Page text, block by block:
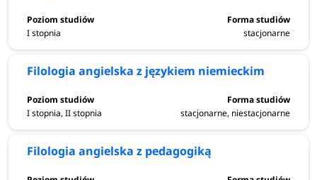
I stopnia stacjonarne
Filologia angielska z językiem niemieckim
I stopnia, II stopnia stacjonarne, niestacjonarne
Filologia angielska z pedagogiką